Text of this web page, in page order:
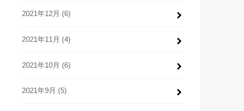
2021年12月 (6)
2021年11月 (4)
2021年10月 (6)
2021年9月 (5)